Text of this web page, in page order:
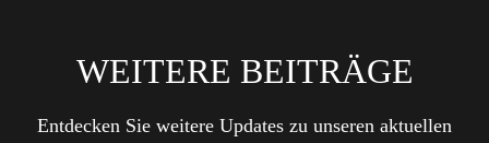
WEITERE BEITRÄGE
Entdecken Sie weitere Updates zu unseren aktuellen